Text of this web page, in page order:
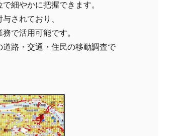
細やかに把握できます。
されており、
で活用可能です。
路・交通・住民の移動調査で